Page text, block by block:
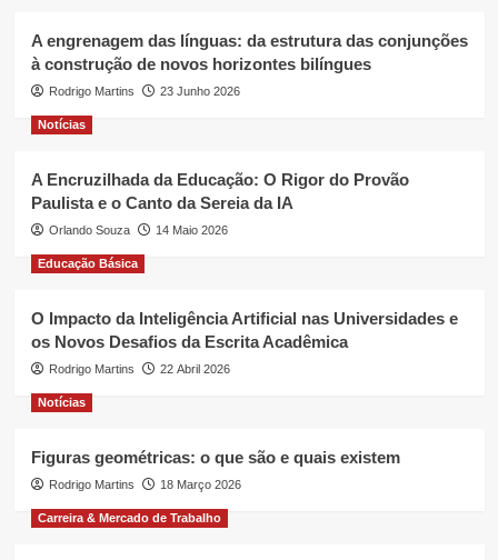
A engrenagem das línguas: da estrutura das conjunções
à construção de novos horizontes bilíngues
Rodrigo Martins 23 Junho 2026
Notícias
A Encruzilhada da Educação: O Rigor do Provão
Paulista e o Canto da Sereia da IA
Orlando Souza 14 Maio 2026
Educação Básica
O Impacto da Inteligência Artificial nas Universidades e
os Novos Desafios da Escrita Acadêmica
Rodrigo Martins 22 Abril 2026
Notícias
Figuras geométricas: o que são e quais existem
Rodrigo Martins 18 Março 2026
Carreira & Mercado de Trabalho